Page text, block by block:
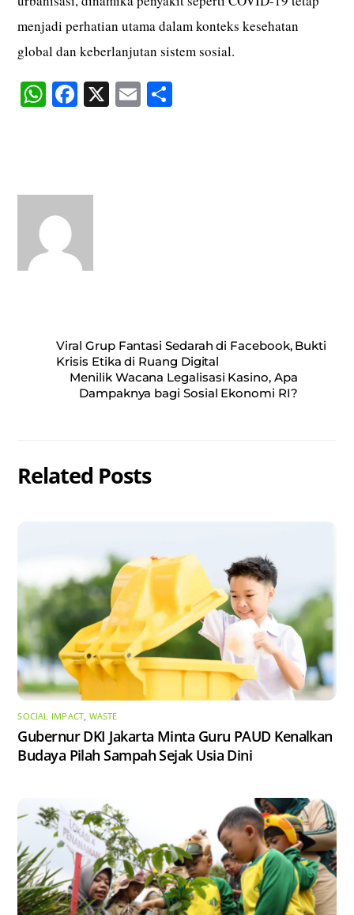
menjadi perhatian utama dalam konteks kesehatan
global dan keberlanjutan sistem sosial.
W
pp
Fa X E
Viral Grup Fantasi Sedarah di Facebook, Bukti
Krisis Etika di Ruang Digital
Menilik Wacana Legalisasi Kasino, Apa
Dampaknya bagi Sosial Ekonomi RI?
Related Posts
SOCIAL IMPACT WASTE
Gubernur DKI Jakarta Minta Guru PAUD Kenalkan
Budaya Pilah Sampah Sejak Usia Dini